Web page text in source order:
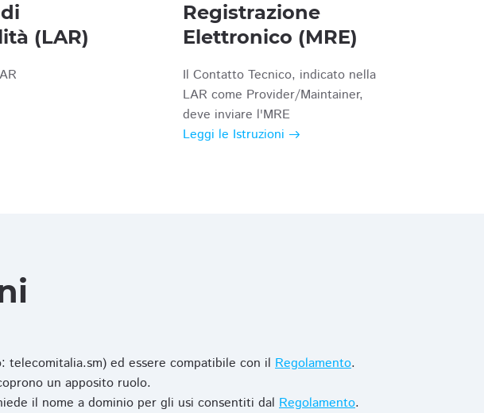
(LAR)
Registrazione
Elettronico (MRE)
Il Contatto Tecnico, indicato nella
LAR come Provider/Maintainer,
deve inviare l'MRE
Leggi le Istruzioni
telecomitalia.sm) ed essere compatibile con il Regolamento.
un apposito ruolo.
il nome a dominio per gli usi consentiti dal Regolamento.